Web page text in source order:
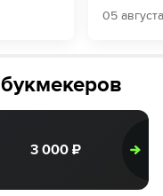
05
3 000 ₽